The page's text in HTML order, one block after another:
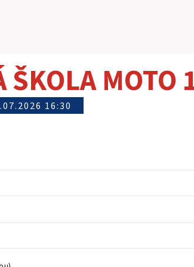
ŠKOLA MOTO
16:30